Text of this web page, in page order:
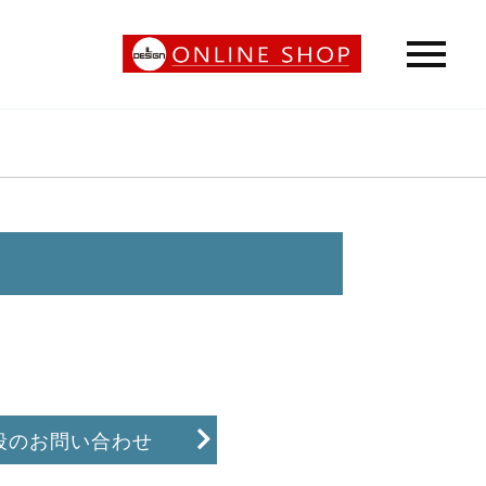
のお問い合わせ